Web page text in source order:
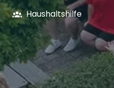
Haushaltshilfe